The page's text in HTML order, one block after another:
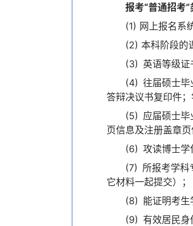
报考“普通招考
(1) 网上报名系
(2) 本科阶段的
(3) 英语等级证
(4) 往届硕士毕
答辩决议书复印件；
(5) 应届硕士毕
页信息及注册盖章
(6) 攻读博士学
(7) 所报考学科
它材料一起提交）；
(8) 能证明考生
(9) 有效居民身